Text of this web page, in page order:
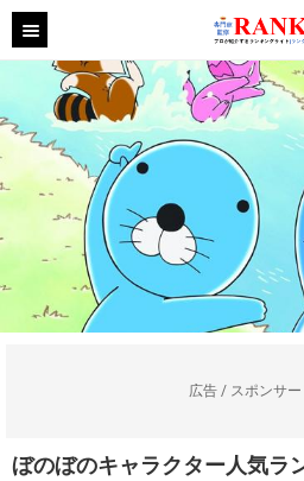
広告 / スポンサー
ぼのぼのキャラクター人気ラ